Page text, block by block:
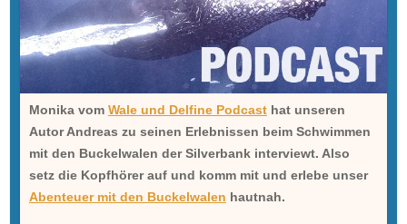
Monika vom Wale und Delfine Podcasthat unseren
Autor Andreas zu seinen Erlebnissen beim Schwimmen
mit den Buckelwalen der Silverbank interviewt. Also
setz die Kopfhörer auf und komm mit und erlebe unser
Abenteuer mit den Buckelwalen hautnah.